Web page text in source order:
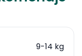
9-14 kg